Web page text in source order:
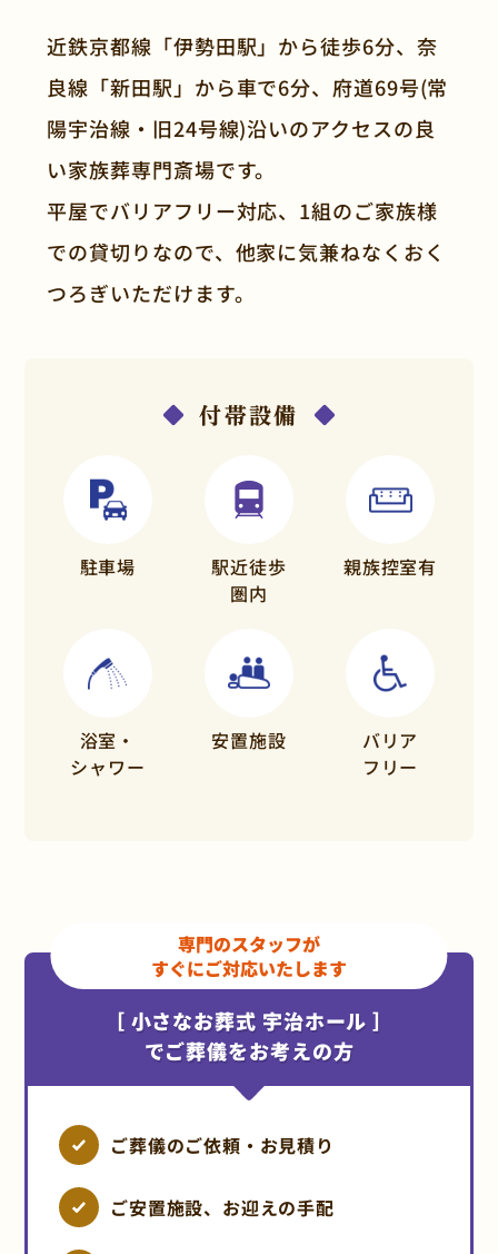
近鉄京都線「伊勢田駅」から徒歩6分、奈
良線「新田駅」から車で6分、府道69号(常
陽宇治線・旧24号線)沿いのアクセスの良
い家族葬専門斎場です。
平屋でバリアフリー対応、1組のご家族様
での貸切りなので、他家に気兼ねなくおく
つろぎいただけます。
付帯設備
駐車場
駅近徒歩
圏内
親族控室有
浴室・
シャワー
安置施設
バリア
フリー
［ 小さなお葬式 宇治ホール ］
でご葬儀をお考えの方
専門のスタッフが
すぐにご対応いたします
ご葬儀のご依頼・お見積り
ご安置施設、お迎えの手配